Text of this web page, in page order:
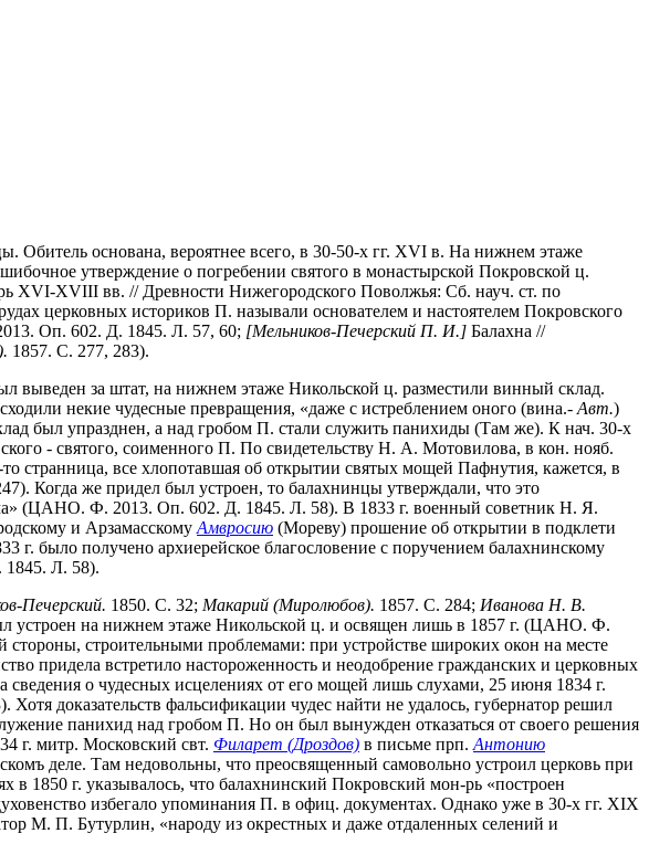
основана, вероятнее всего, в 30-50-х гг. XVI в. На нижнем этаже
утверждение о погребении святого в монастырской Покровской ц.
XVI-XVIII вв. // Древности Нижегородского Поволжья: Сб. науч. ст. по
церковных историков П. называли основателем и настоятелем Покровского
Оп. 602. Д. 1845. Л. 57, 60; [Мельников-Печерский П. И.] Балахна //
1857. С. 277, 283).
выведен за штат, на нижнем этаже Никольской ц. разместили винный склад.
некие чудесные превращения, «даже с истреблением оного (вина.- Авт.)
был упразднен, а над гробом П. стали служить панихиды (Там же). К нач. 30-х
- святого, соименного П. По свидетельству Н. А. Мотовилова, в кон. нояб.
странница, все хлопотавшая об открытии святых мощей Пафнутия, кажется, в
Когда же придел был устроен, то балахнинцы утверждали, что это
(ЦАНО. Ф. 2013. Оп. 602. Д. 1845. Л. 58). В 1833 г. военный советник Н. Я.
и Арзамасскому Амвросию (Мореву) прошение об открытии в подклети
было получено архиерейское благословение с поручением балахнинскому
Л. 58).
Печерский. 1850. С. 32; Макарий (Миролюбов). 1857. С. 284; Иванова Н. В.
на нижнем этаже Никольской ц. и освящен лишь в 1857 г. (ЦАНО. Ф.
стороны, строительными проблемами: при устройстве широких окон на месте
придела встретило настороженность и неодобрение гражданских и церковных
о чудесных исцелениях от его мощей лишь слухами, 25 июня 1834 г.
доказательств фальсификации чудес найти не удалось, губернатор решил
панихид над гробом П. Но он был вынужден отказаться от своего решения
г. митр. Московский свт. Филарет (Дроздов) в письме прп. Антонию
деле. Там недовольны, что преосвященный самовольно устроил церковь при
в 1850 г. указывалось, что балахнинский Покровский мон-рь «построен
избегало упоминания П. в офиц. документах. Однако уже в 30-х гг. XIX
М. П. Бутурлин, «народу из окрестных и даже отдаленных селений и